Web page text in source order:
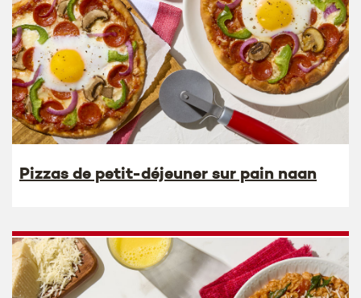
Pizzas de petit-déjeuner sur pain naan